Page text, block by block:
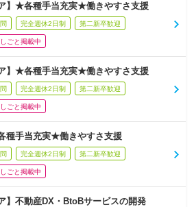
】★各種手当充実★働きやすさ支援
完全週休2日制 第二新卒歓迎
ごと掲載中
】★各種手当充実★働きやすさ支援
完全週休2日制 第二新卒歓迎
ごと掲載中
種手当充実★働きやすさ支援
完全週休2日制 第二新卒歓迎
ごと掲載中
】不動産DX・BtoBサービスの開発